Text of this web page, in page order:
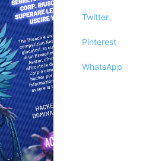
Twitter
Pinterest
WhatsApp